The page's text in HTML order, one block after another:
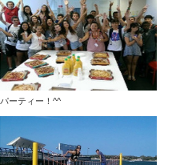
パーティー！^^